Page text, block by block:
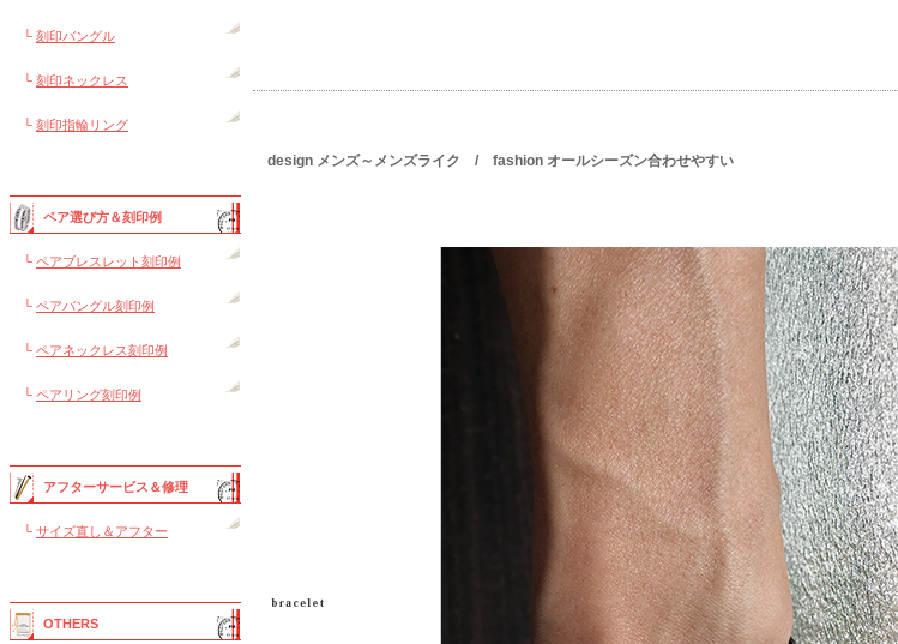
└ 刻印バングル
└ 刻印ネックレス
└ 刻印指輪リング
ペア選び方＆刻印例
└ ペアブレスレット刻印例
└ ペアバングル刻印例
└ ペアネックレス刻印例
└ ペアリング刻印例
アフターサービス＆修理
└ サイズ直し＆アフター
OTHERS
design メンズ～メンズライク / fashion オールシーズン合わせやすい